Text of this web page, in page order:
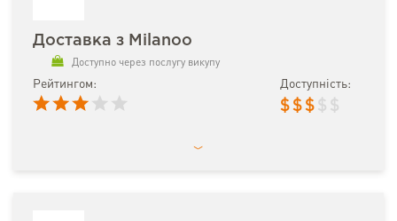
Доставка з Milanoo
Доступно через послугу викупу
Рейтингом: Доступність:
$ $ $ $ $